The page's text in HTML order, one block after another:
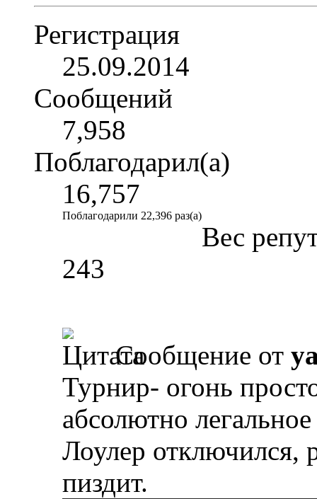
Регистрация
25.09.2014
Сообщений
7,958
Поблагодарил(а)
16,757
Поблагодарили 22,396 раз(а)
Вес
243
Сообщение от
Турнир- огонь
абсолютно
Лоулер отключился,
пиздит.